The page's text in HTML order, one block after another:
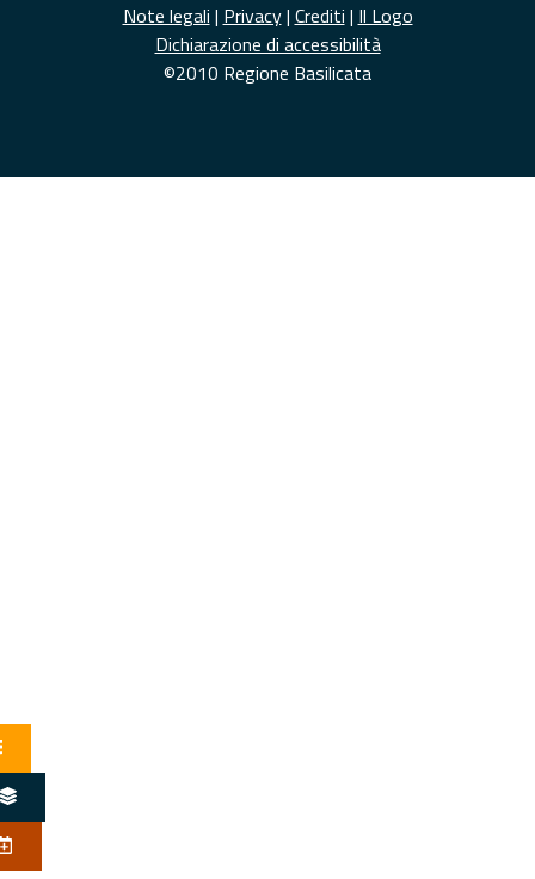
Note legali | Privacy| Crediti | Il Logo
Dichiarazione di accessibilità
©2010 Regione Basilicata